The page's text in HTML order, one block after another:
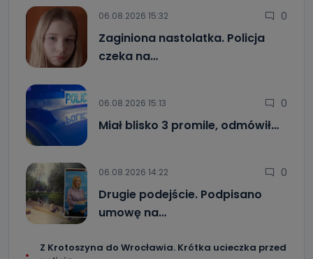
oraz partnerzy wspomagający administratora w jego
biznesowej działalności.
Jak skontaktować się z inspektorem
danych osobowych?
Można to zrobić pod numerem telefonu 62 735-51-05 lub
e-mailowo pod adresem: poczta@tvproart.pl
06.08.2026 15:32 0
Zaginiona nastolatka. Policja
czeka na…
06.08.2026 15:13 0
Miał blisko 3 promile, odmówił…
06.08.2026 14:22 0
Drugie podejście. Podpisano
umowę na…
Z Krotoszyna do Wrocławia. Krótka ucieczka przed